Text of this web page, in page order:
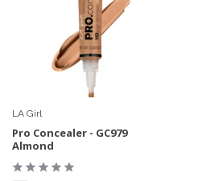
LA Girl
Pro Concealer - GC979
Almond